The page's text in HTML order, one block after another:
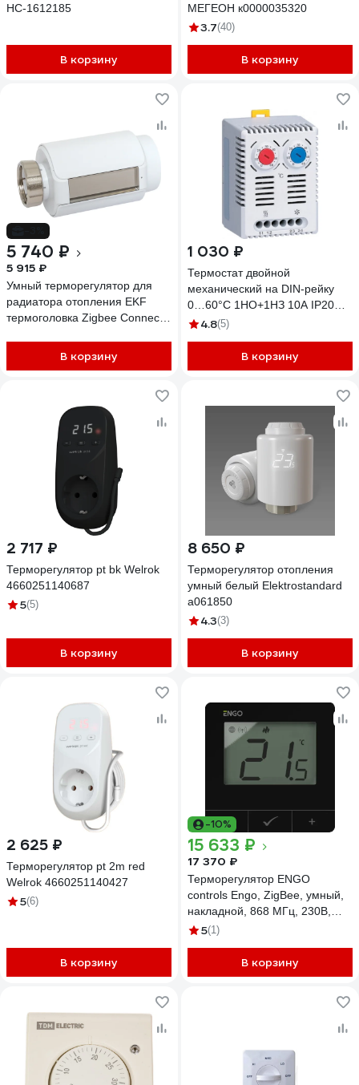
НС-1612185
В корзину
МЕГЕОН к0000035320
3.7(40)
В корзину
5 740 ₽
5 915 ₽
Умный терморегулятор для
радиатора отопления EKF
термоголовка Zigbee Connect
В корзину
1 030 ₽
Термостат двойной
механический на DIN-рейку
0…60°С 1НО+1НЗ 10А IP20
Доступная Автоматика DA-012-
4.8(5)
В корзину
2 717 ₽
Терморегулятор pt bk Welrok
4660251140687
5(5)
В корзину
8 650 ₽
Терморегулятор отопления
умный белый Elektrostandard
a061850
4.3(3)
В корзину
2 625 ₽
Терморегулятор pt 2m red
Welrok 4660251140427
5(6)
В корзину
-10%
15 633 ₽
17 370 ₽
Терморегулятор ENGO
controls Engo, ZigBee, умный,
накладной, 868 МГц, 230В,
для управления напольным и
цвет-черный E25-230B
5(1)
В корзину